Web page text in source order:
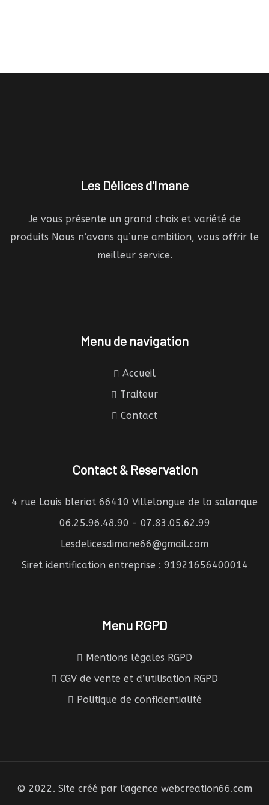
Les Délices d'Imane
Je vous présente un grand choix et variété de
produits Nous n’avons qu’une ambition, vous offrir le
meilleur service.
Menu de navigation
Accueil
Traiteur
Contact
Contact & Reservation
4 rue Louis bleriot 66410 Villelongue de la salanque
06.25.96.48.90 - 07.83.05.62.99
Lesdelicesdimane66@gmail.com
Siret identification entreprise : 91921656400014
Menu RGPD
Mentions légales RGPD
CGV de vente et d’utilisation RGPD
Politique de confidentialité
© 2022. Site créé par l'agence webcreation66.com